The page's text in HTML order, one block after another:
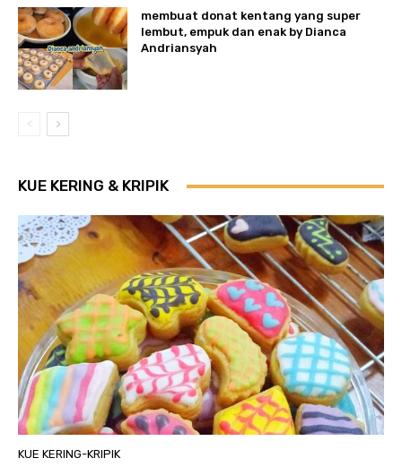
membuat donat kentang yang super
lembut, empuk dan enak by Dianca
Andriansyah
KUE KERING & KRIPIK
KUE KERING-KRIPIK